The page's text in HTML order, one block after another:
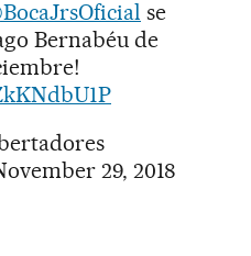
se
Bernabéu de
29, 2018